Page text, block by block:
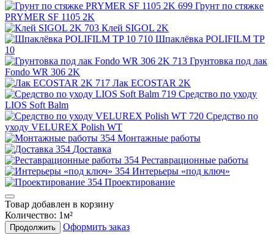
Грунт по стяжке
PRYMER SF 1105 2K
Клей SIGOL 2K
Шпаклёвка POLIFILM TP
10
Грунтовка под лак
Fondo WR 306 2K
Лак ECOSTAR 2K
Средство по уходу
LIOS Soft Balm
Средство по
уходу VELUREX Polish WT
Монтажные работы
Доставка
Реставрационные работы
Интерьеры «под ключ»
Проектирование
Товар добавлен в корзину
Количество: 1м²
Продолжить Оформить заказ